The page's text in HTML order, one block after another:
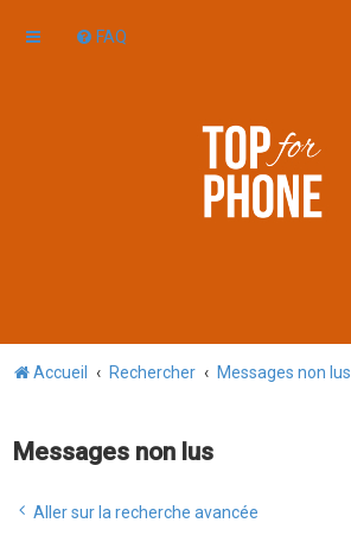
FAQ
Accueil Rechercher Messages non lus
Messages non lus
Aller sur la recherche avancée